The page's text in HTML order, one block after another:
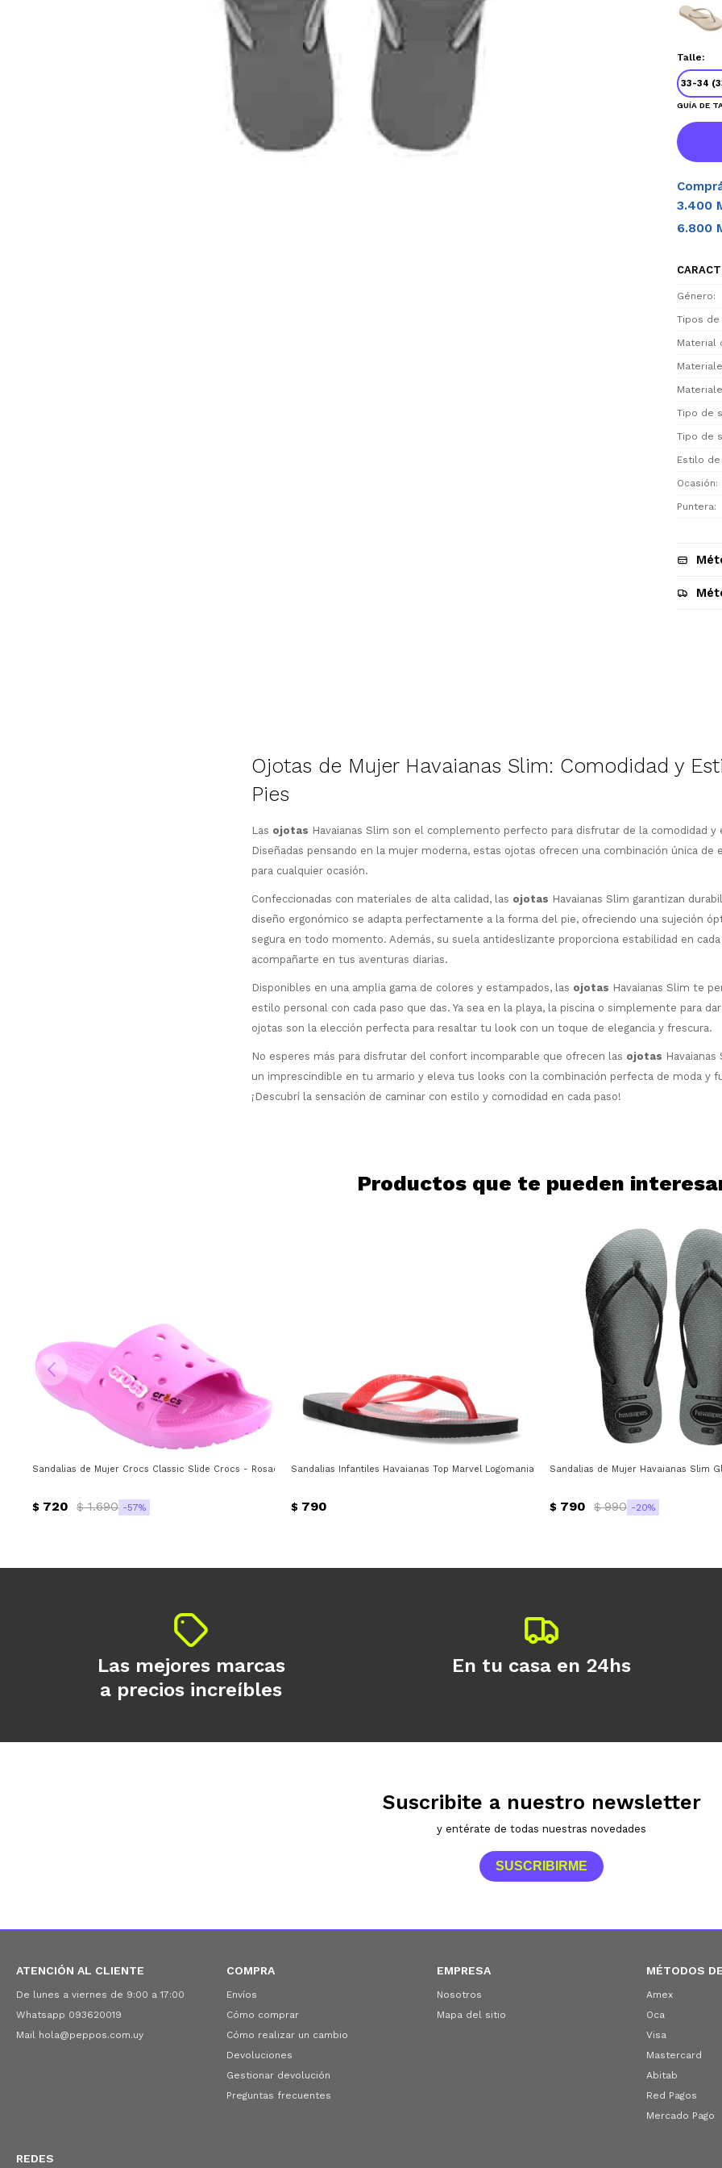
Talle:
33-34
GUÍA DE
3.400
6.800
Género
Tipos de
Material
Tipo de
Tipo de
Estilo
Ocasión
Puntera
Ojotas de Mujer Havaianas Slim: Comodidad y
Pies
Las ojotas Havaianas Slim son el complemento perfecto para disfrutar de la comodidad
Diseñadas pensando en la mujer moderna, estas ojotas ofrecen una combinación única de
para cualquier ocasión.
Confeccionadas con materiales de alta calidad, las ojotas Havaianas Slim garantizan
diseño ergonómico se adapta perfectamente a la forma del pie, ofreciendo una sujeción
segura en todo momento. Además, su suela antideslizante proporciona estabilidad en cada
acompañarte en tus aventuras diarias.
Disponibles en una amplia gama de colores y estampados, las ojotas Havaianas Slim te
estilo personal con cada paso que das. Ya sea en la playa, la piscina o simplemente para
ojotas son la elección perfecta para resaltar tu look con un toque de elegancia y frescura.
No esperes más para disfrutar del confort incomparable que ofrecen las ojotas
un imprescindible en tu armario y eleva tus looks con la combinación perfecta de moda y
¡Descubrí la sensación de caminar con estilo y comodidad en cada paso!
Productos que te pueden
Sandalias de Mujer Crocs Classic Slide Crocs - Rosado
$ 720 $ 1.690 57
Sandalias Infantiles Havaianas Top Marvel Logomania Havaianas - Negro - Rojo - Rojo Rubi
$ 790
Sandalias de Mujer Havaianas Slim
$ 790 $ 990 20
ATENCIÓN AL CLIENTE
De lunes a viernes de 9:00 a 17:00
Whatsapp 093620019
Mail hola@peppos.com.uy
COMPRA
Envíos
Cómo comprar
Cómo realizar un cambio
Devoluciones
Gestionar devolución
Preguntas frecuentes
EMPRESA
Nosotros
Mapa del sitio
MÉTODOS
Amex
Oca
Visa
Mastercard
Abitab
Red Pagos
Mercado Pago
REDES
Las mejores marcas
a precios increíbles
En tu casa en 24hs
Suscribite a nuestro newsletter
y entérate de todas nuestras novedades
SUSCRIBIRME
Comprá ahora y Pagá
Después, hasta en 12
tarjeta de crédito
¡Sumate a la forma más ágil de
comprar!
con Pago Después:
Cédula de identidad
Celular
Fecha de nacimiento
Día Mes Año
Estás calificado para comprar usando Pago
¡Tenés hasta
para comprar en las cuotas
que prefieras!
Elegí tus productos preferidos
Elegís Pago Después como metodo de pago
* sujeto a aprobación crediticia. El monto
disponible puede variar por comercio
Parece que no tenes oferta, lamentamos
el inconveniente, por cualquier duda
contactanos en
preguntas@pagodespues.com.uy
¡Algo salió mal!
Por favor intenta nuevamente mas tarde.